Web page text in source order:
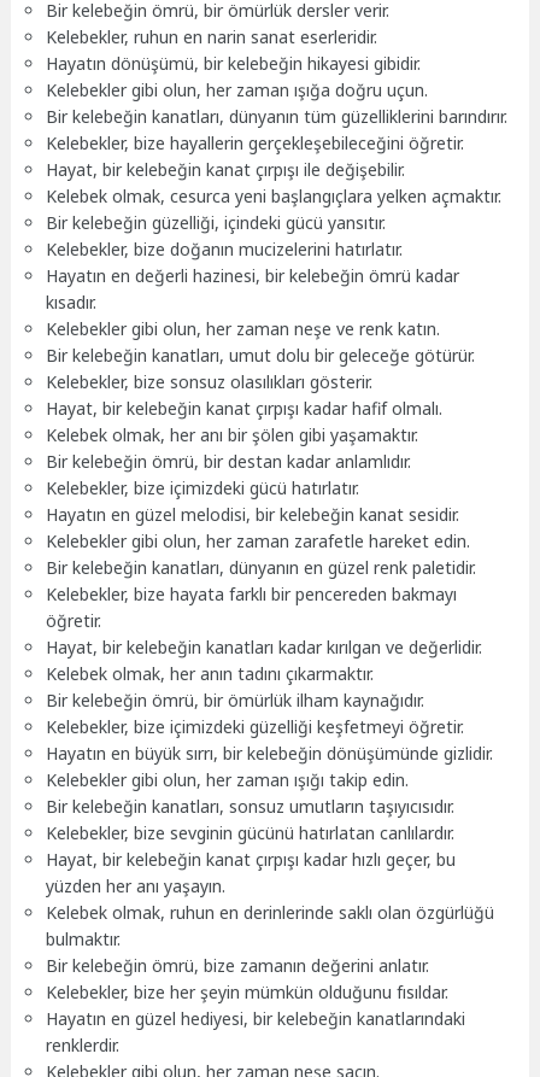
Bir kelebeğin ömrü, bir ömürlük dersler verir.
Kelebekler, ruhun en narin sanat eserleridir.
Hayatın dönüşümü, bir kelebeğin hikayesi gibidir.
Kelebekler gibi olun, her zaman ışığa doğru uçun.
Bir kelebeğin kanatları, dünyanın tüm güzelliklerini barındırır.
Kelebekler, bize hayallerin gerçekleşebileceğini öğretir.
Hayat, bir kelebeğin kanat çırpışı ile değişebilir.
Kelebek olmak, cesurca yeni başlangıçlara yelken açmaktır.
Bir kelebeğin güzelliği, içindeki gücü yansıtır.
Kelebekler, bize doğanın mucizelerini hatırlatır.
Hayatın en değerli hazinesi, bir kelebeğin ömrü kadar
kısadır.
Kelebekler gibi olun, her zaman neşe ve renk katın.
Bir kelebeğin kanatları, umut dolu bir geleceğe götürür.
Kelebekler, bize sonsuz olasılıkları gösterir.
Hayat, bir kelebeğin kanat çırpışı kadar hafif olmalı.
Kelebek olmak, her anı bir şölen gibi yaşamaktır.
Bir kelebeğin ömrü, bir destan kadar anlamlıdır.
Kelebekler, bize içimizdeki gücü hatırlatır.
Hayatın en güzel melodisi, bir kelebeğin kanat sesidir.
Kelebekler gibi olun, her zaman zarafetle hareket edin.
Bir kelebeğin kanatları, dünyanın en güzel renk paletidir.
Kelebekler, bize hayata farklı bir pencereden bakmayı
öğretir.
Hayat, bir kelebeğin kanatları kadar kırılgan ve değerlidir.
Kelebek olmak, her anın tadını çıkarmaktır.
Bir kelebeğin ömrü, bir ömürlük ilham kaynağıdır.
Kelebekler, bize içimizdeki güzelliği keşfetmeyi öğretir.
Hayatın en büyük sırrı, bir kelebeğin dönüşümünde gizlidir.
Kelebekler gibi olun, her zaman ışığı takip edin.
Bir kelebeğin kanatları, sonsuz umutların taşıyıcısıdır.
Kelebekler, bize sevginin gücünü hatırlatan canlılardır.
Hayat, bir kelebeğin kanat çırpışı kadar hızlı geçer, bu
yüzden her anı yaşayın.
Kelebek olmak, ruhun en derinlerinde saklı olan özgürlüğü
bulmaktır.
Bir kelebeğin ömrü, bize zamanın değerini anlatır.
Kelebekler, bize her şeyin mümkün olduğunu fısıldar.
Hayatın en güzel hediyesi, bir kelebeğin kanatlarındaki
renklerdir.
Kelebekler gibi olun, her zaman neşe saçın.